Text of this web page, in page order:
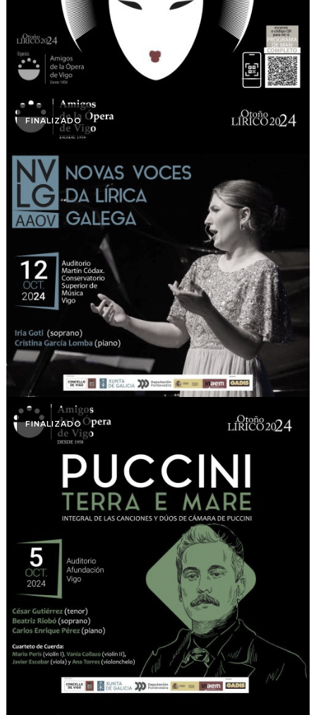
Novas Voces. Otoño
Lírico 2024
Otoño Lírico
FINALIZADO
Puccini Terra e Mare.
Otoño Lírico 2024
Otoño Lírico
FINALIZADO